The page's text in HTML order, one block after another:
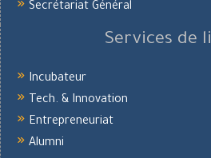
Secrétariat Général
Services de
Incubateur
Tech. & Innovation
Entrepreneuriat
Alumni